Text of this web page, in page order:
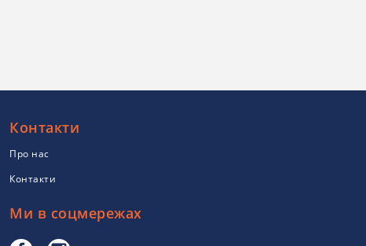
Контакти
Про нас
Контакти
Ми в соцмережах